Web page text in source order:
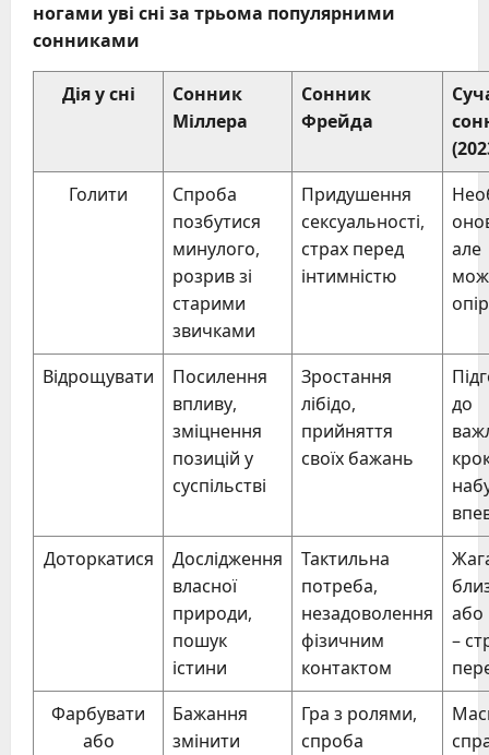
ногами уві сні за трьома популярними
сонниками
Дія у сні
Сонник
Міллера
Сонник
Фрейда
Голити
Спроба
позбутися
минулого,
розрив зі
старими
звичками
Придушення
сексуальності,
страх перед
інтимністю
але
Відрощувати
Посилення
впливу,
зміцнення
позицій у
суспільстві
Зростання
лібідо,
прийняття
своїх бажань
до
Доторкатися
Дослідження
власної
природи,
пошук
істини
Тактильна
потреба,
незадоволення
фізичним
контактом
або
–
Фарбувати
або
Бажання
змінити
Гра з ролями,
спроба